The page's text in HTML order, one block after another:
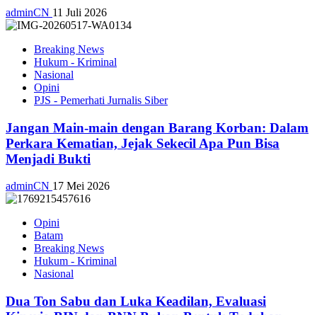
adminCN 11 Juli 2026
Breaking News
Hukum - Kriminal
Nasional
Opini
PJS - Pemerhati Jurnalis Siber
Jangan Main-main dengan Barang Korban: Dalam
Perkara Kematian, Jejak Sekecil Apa Pun Bisa
Menjadi Bukti
adminCN 17 Mei 2026
Opini
Batam
Breaking News
Hukum - Kriminal
Nasional
Dua Ton Sabu dan Luka Keadilan, Evaluasi